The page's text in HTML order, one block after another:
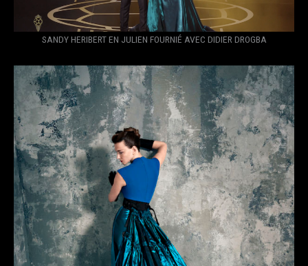
SANDY HERIBERT EN JULIEN FOURNIÉ AVEC DIDIER DROGBA